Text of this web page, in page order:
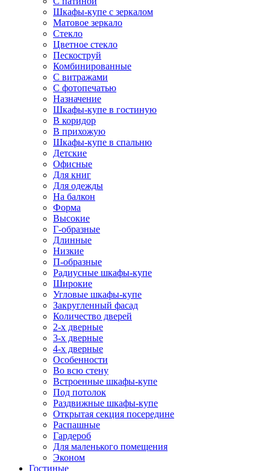
Шкафы-купе с зеркалом
Матовое зеркало
Стекло
Цветное стекло
Пескоструй
Комбинированные
С витражами
С фотопечатью
Назначение
Шкафы-купе в гостиную
В коридор
В прихожую
Шкафы-купе в спальню
Детские
Офисные
Для книг
Для одежды
На балкон
Форма
Высокие
Г-образные
Длинные
Низкие
П-образные
Радиусные шкафы-купе
Широкие
Угловые шкафы-купе
Закругленный фасад
Количество дверей
2-х дверные
3-х дверные
4-х дверные
Особенности
Во всю стену
Встроенные шкафы-купе
Под потолок
Раздвижные шкафы-купе
Открытая секция посередине
Распашные
Гардероб
Для маленького помещения
Эконом
Гостиные